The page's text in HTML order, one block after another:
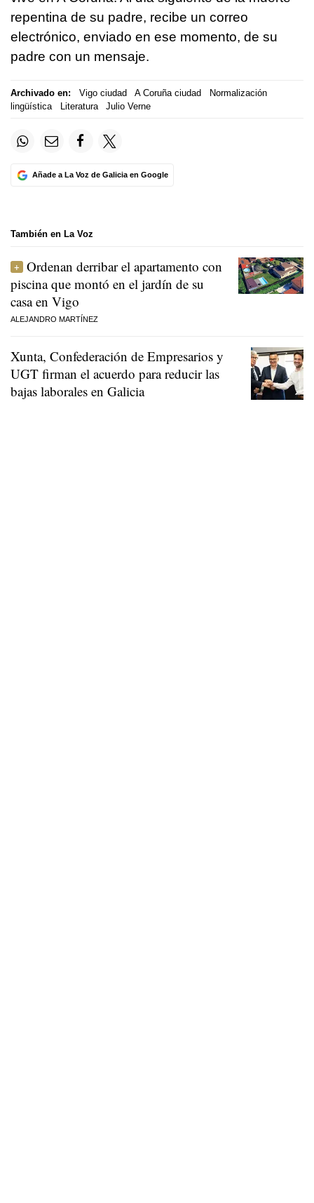
repentina de su padre, recibe un correo
electrónico, enviado en ese momento, de su
padre con un mensaje.
Archivado en: Vigo ciudad A Coruña ciudad
Normalización
lingüística
Literatura Julio Verne
Añade a La Voz de Galicia en Google
También en La Voz
Ordenan derribar el apartamento con
piscina que montó en el jardín de su
casa en Vigo
ALEJANDRO MARTÍNEZ
Xunta, Confederación de Empresarios y
UGT firman el acuerdo para reducir las
bajas laborales en Galicia